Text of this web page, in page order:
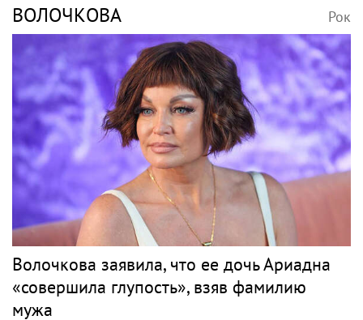
ВОЛОЧКОВА Рок
Волочкова заявила, что ее дочь Ариадна
«совершила глупость», взяв фамилию
мужа